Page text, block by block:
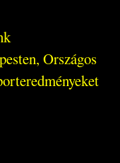
Országos